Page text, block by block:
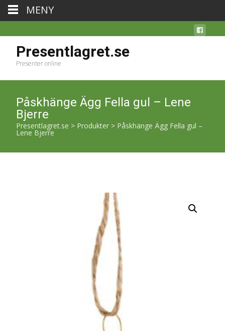
Presentlagret.se
Presenter online
Påskhänge Ägg Fella gul – Lene
Bjerre
Presentlagret.se > Produkter > Påskhänge Ägg Fella gul –
Lene Bjerre
MENY